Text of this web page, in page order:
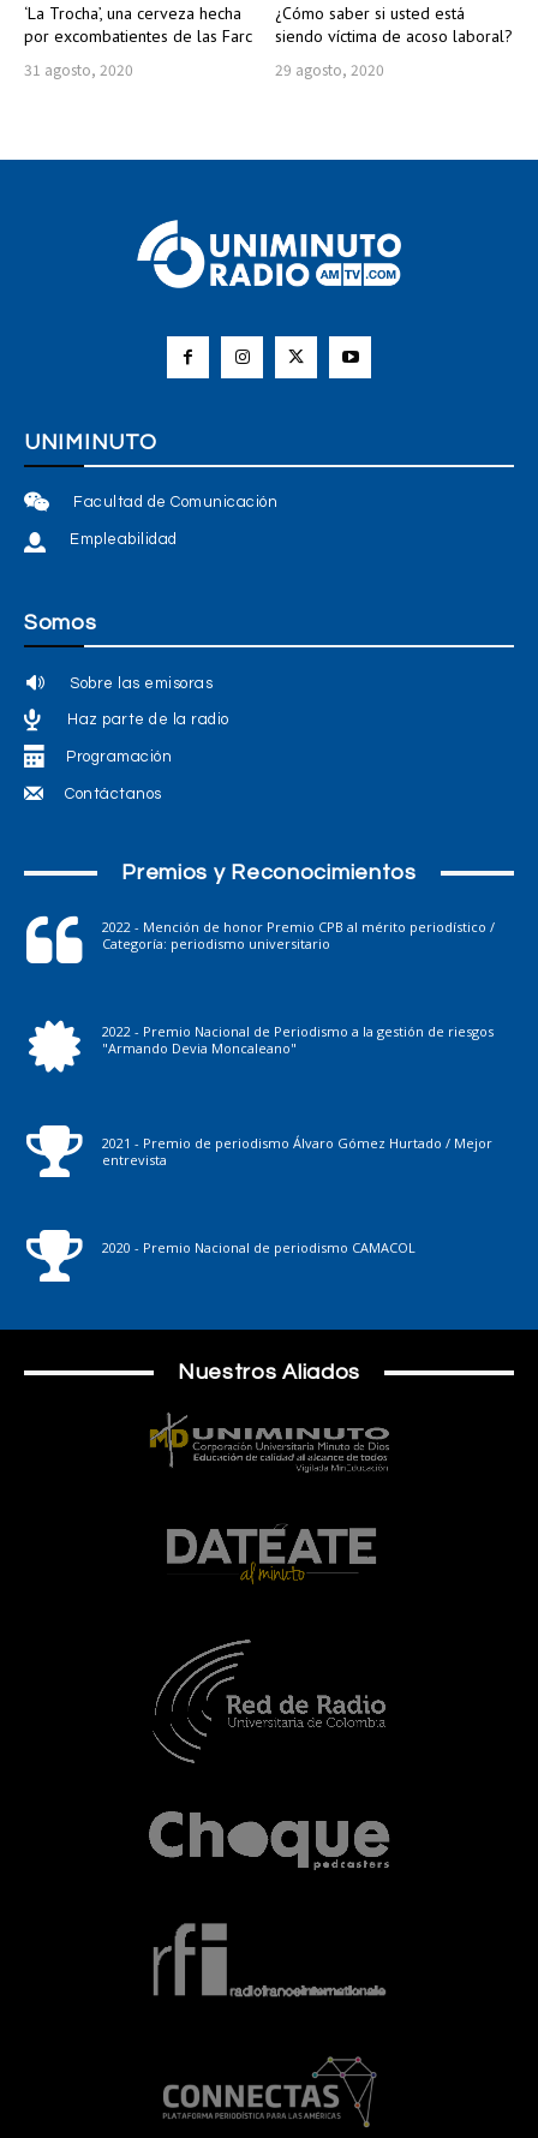
‘La Trocha’, una cerveza hecha
por excombatientes de las Farc
31 agosto, 2020
¿Cómo saber si usted está
siendo víctima de acoso laboral?
29 agosto, 2020
UNIMINUTO
Facultad de Comunicación
Empleabilidad
Somos
Sobre las emisoras
Haz parte de la radio
Programación
Contáctanos
Premios y Reconocimientos
2022 - Mención de honor Premio CPB al mérito periodístico /
Categoría: periodismo universitario
2022 - Premio Nacional de Periodismo a la gestión de riesgos
"Armando Devia Moncaleano"
2021 - Premio de periodismo Álvaro Gómez Hurtado / Mejor
entrevista
2020 - Premio Nacional de periodismo CAMACOL
Nuestros Aliados